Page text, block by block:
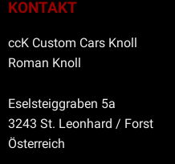
KONTAKT
ccK Custom Cars Knoll
Roman Knoll
Eselsteiggraben 5a
3243 St. Leonhard / Forst
Österreich